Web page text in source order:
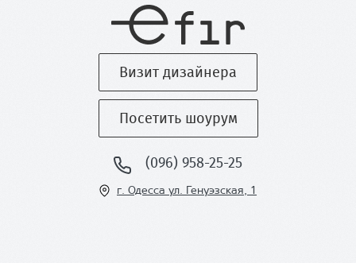
г. Одесса ул. Генуэзская, 1
(096) 958-25-25
Посетить шоурум
Визит дизайнера